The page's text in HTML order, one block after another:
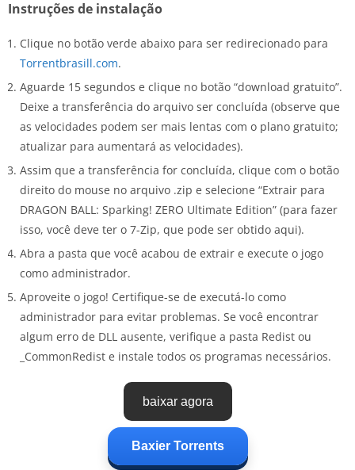
Instruções de instalação
Clique no botão verde abaixo para ser redirecionado para
Torrentbrasill.com.
Aguarde 15 segundos e clique no botão “download gratuito”.
Deixe a transferência do arquivo ser concluída (observe que
as velocidades podem ser mais lentas com o plano gratuito;
atualizar para aumentará as velocidades).
Assim que a transferência for concluída, clique com o botão
direito do mouse no arquivo .zip e selecione “Extrair para
DRAGON BALL: Sparking! ZERO Ultimate Edition” (para fazer
isso, você deve ter o 7-Zip, que pode ser obtido aqui).
Abra a pasta que você acabou de extrair e execute o jogo
como administrador.
Aproveite o jogo! Certifique-se de executá-lo como
administrador para evitar problemas. Se você encontrar
algum erro de DLL ausente, verifique a pasta Redist ou
_CommonRedist e instale todos os programas necessários.
baixar agora
Baxier Torrents